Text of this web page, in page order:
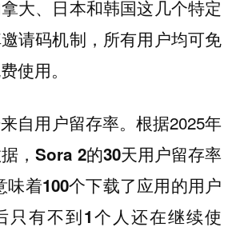
大、日本和韩国这几个特定
请码机制，所有用户均可免
使用。
自用户留存率。根据2025年
，Sora 2的30天用户留存率
味着100个下载了应用的用户
只有不到1个人还在继续使